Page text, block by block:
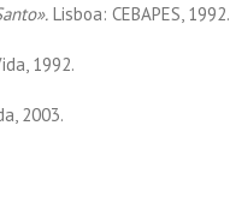
Lisboa: CEBAPES, 1992.
1992.
2003.